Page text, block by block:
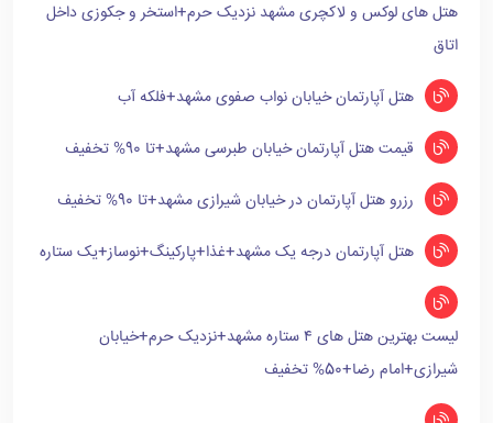
هتل های لوکس و لاکچری مشهد نزدیک حرم+استخر و جکوزی داخل
اتاق
هتل آپارتمان خیابان نواب صفوی مشهد+فلکه آب
قیمت هتل آپارتمان خیابان طبرسی مشهد+تا 90% تخفیف
رزرو هتل آپارتمان در خیابان شیرازی مشهد+تا 90% تخفیف
هتل آپارتمان درجه یک مشهد+غذا+پارکینگ+نوساز+یک ستاره
لیست بهترین هتل های ۴ ستاره مشهد+نزدیک حرم+خیابان
شیرازی+امام رضا+50% تخفیف